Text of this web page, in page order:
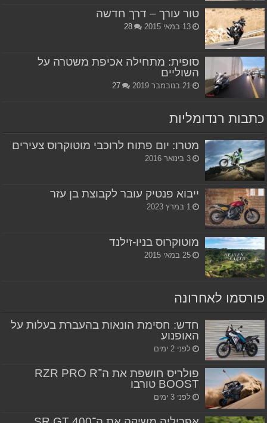
טור עורך – דרך חדשה
13 במאי 2015 28
סופית: מתחילה אכיפת משטרה על
השוליים
21 בנובמבר 2019 27
כתבות רנדומליות
מטרו: יום פתוח לרוכבי מוטוקרוס צעירים
3 בינואר 2016
ייבוא פנטיק עובר לקבוצת בן עזר
1 במרץ 2023
מוטוקרוס בניו-זילנד
25 במאי 2015
פורסמו לאחרונה
חדש: חסימת הונאות בהעברת בעלות על
האופנוע
לפני 2 ימים
פולריס חושפת את ה־RZR PRO R
BOOST טורבו
לפני 3 ימים